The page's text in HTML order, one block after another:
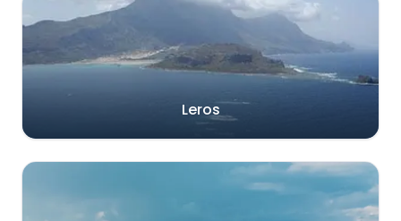
Leros